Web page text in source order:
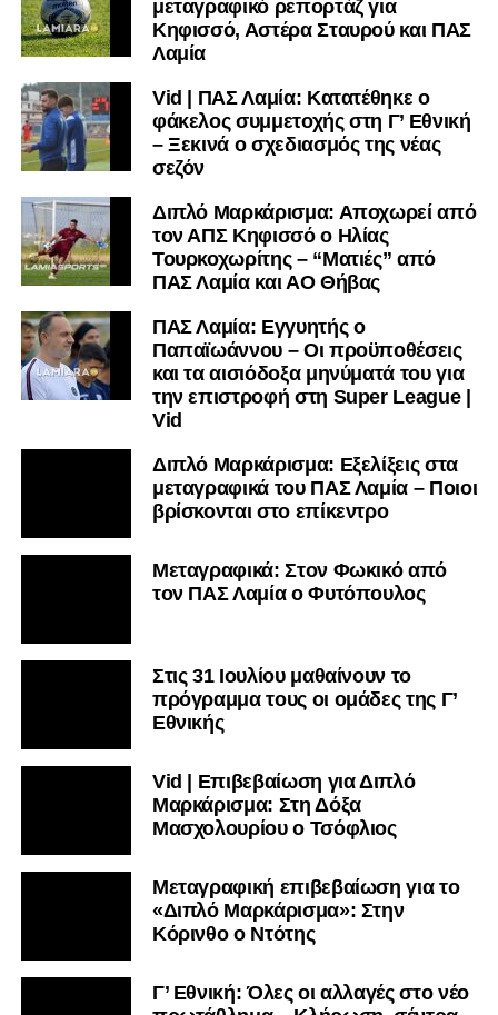
μεταγραφικό ρεπορτάζ για
Κηφισσό, Αστέρα Σταυρού και ΠΑΣ
Λαμία
Vid | ΠΑΣ Λαμία: Κατατέθηκε ο
φάκελος συμμετοχής στη Γ’ Εθνική
– Ξεκινά ο σχεδιασμός της νέας
σεζόν
Διπλό Μαρκάρισμα: Αποχωρεί από
τον ΑΠΣ Κηφισσό ο Ηλίας
Τουρκοχωρίτης – “Ματιές” από
ΠΑΣ Λαμία και ΑΟ Θήβας
ΠΑΣ Λαμία: Εγγυητής ο
Παπαϊωάννου – Οι προϋποθέσεις
και τα αισιόδοξα μηνύματά του για
την επιστροφή στη Super League |
Vid
Διπλό Μαρκάρισμα: Εξελίξεις στα
μεταγραφικά του ΠΑΣ Λαμία – Ποιοι
βρίσκονται στο επίκεντρο
Μεταγραφικά: Στον Φωκικό από
τον ΠΑΣ Λαμία ο Φυτόπουλος
Στις 31 Ιουλίου μαθαίνουν το
πρόγραμμα τους οι ομάδες της Γ’
Εθνικής
Vid | Επιβεβαίωση για Διπλό
Μαρκάρισμα: Στη Δόξα
Μασχολουρίου ο Τσόφλιος
Μεταγραφική επιβεβαίωση για το
«Διπλό Μαρκάρισμα»: Στην
Κόρινθο ο Ντότης
Γ’ Εθνική: Όλες οι αλλαγές στο νέο